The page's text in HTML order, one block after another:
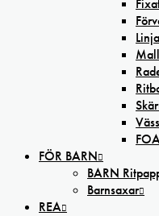
FÖR BARN
BARN
Barnsaxar
REA